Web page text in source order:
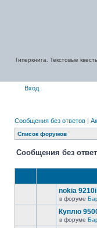
Гиперкнига. Текстовые
Вход
Сообщения без ответов |
Список форумов
Сообщения без
nokia 9210i
в форуме
Куплю
в форуме